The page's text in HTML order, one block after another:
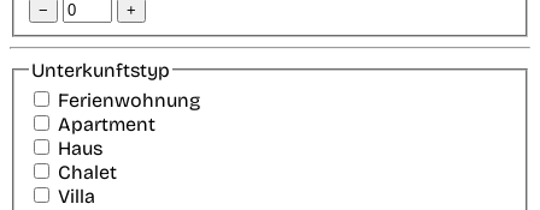
− +
Unterkunftstyp
Ferienwohnung
Apartment
Haus
Chalet
Villa